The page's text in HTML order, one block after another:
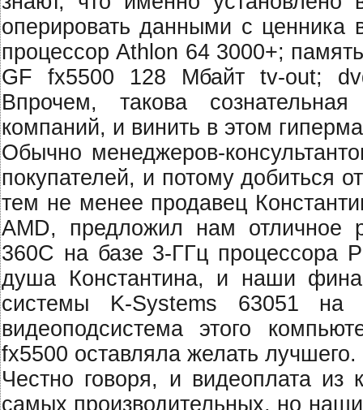
оперировать данными с
процессор Athlon 64 3000+;
GF fx5500 128 Мбайт tv-out;
Впрочем, такова
компаний, и винить в этом
Обычно менеджеров-
покупателей, и потому добиться
тем не менее продавец
AMD, предложил нам отличное
360C на базе 3-ГГц процессора
душа Константина, и наши
системы K-Systems 63051
видеоподсистема этого
fx5500 оставляла желать лучшего.
Честно говоря, и видеоплата
самых производительных, но